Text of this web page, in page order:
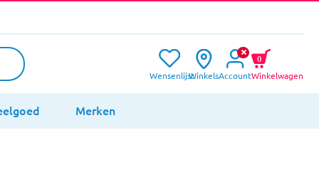
WensenlijstWinkelsAccountWinkelwagen
0
Merken